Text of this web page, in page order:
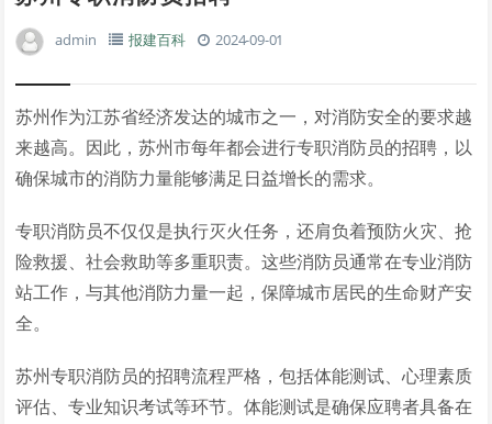
admin 报建百科 2024-09-01
苏州作为江苏省经济发达的城市之一，对消防安全的要求越
来越高。因此，苏州市每年都会进行专职消防员的招聘，以
确保城市的消防力量能够满足日益增长的需求。
专职消防员不仅仅是执行灭火任务，还肩负着预防火灾、抢
险救援、社会救助等多重职责。这些消防员通常在专业消防
站工作，与其他消防力量一起，保障城市居民的生命财产安
全。
苏州专职消防员的招聘流程严格，包括体能测试、心理素质
评估、专业知识考试等环节。体能测试是确保应聘者具备在